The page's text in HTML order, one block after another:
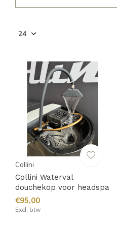
Collini
Collini Waterval
douchekop voor headspa
€95,00
Excl. btw